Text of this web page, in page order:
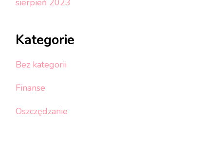
Kategorie
Bez kategorii
Finanse
Oszczędzanie